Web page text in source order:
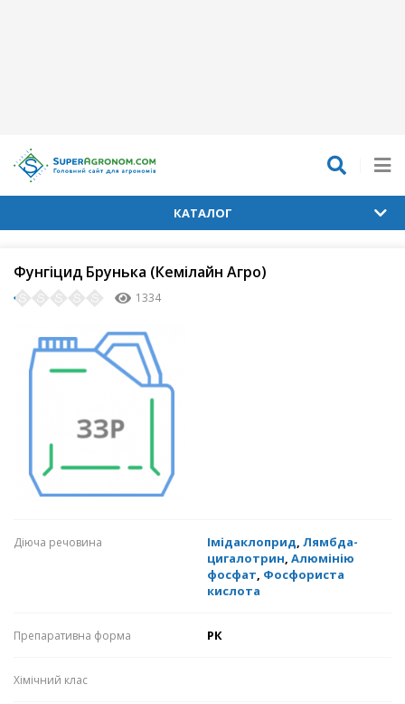
КАТАЛОГ
Фунгіцид Брунька (Кемілайн Агро)
1334
Діюча речовина Імідаклоприд, Лямбда-
цигалотрин, Алюмінію
фосфат, Фосфориста
кислота
Препаративна форма РК
Хімічний клас